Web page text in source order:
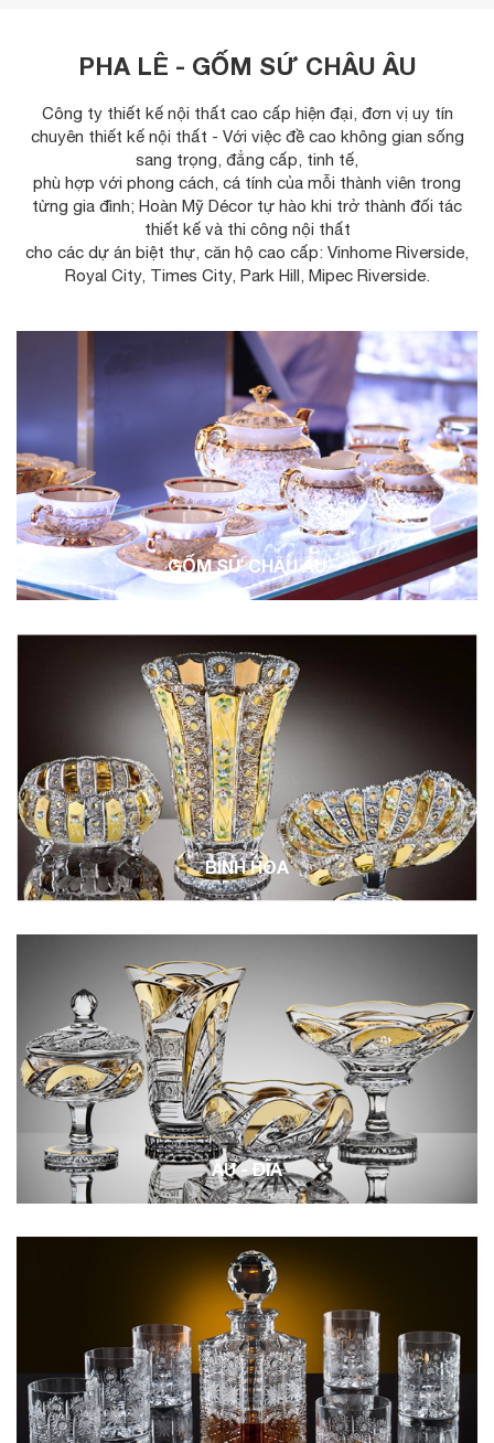
PHA LÊ - GỐM SỨ CHÂU ÂU
Công ty thiết kế nội thất cao cấp hiện đại, đơn vị uy tín
chuyên thiết kế nội thất - Với việc đề cao không gian sống
sang trọng, đẳng cấp, tinh tế,
phù hợp với phong cách, cá tính của mỗi thành viên trong
từng gia đình; Hoàn Mỹ Décor tự hào khi trở thành đối tác
thiết kế và thi công nội thất
cho các dự án biệt thự, căn hộ cao cấp: Vinhome Riverside,
Royal City, Times City, Park Hill, Mipec Riverside.
GỐM SỨ CHÂU ÂU
BÌNH HOA
ÂU - ĐĨA